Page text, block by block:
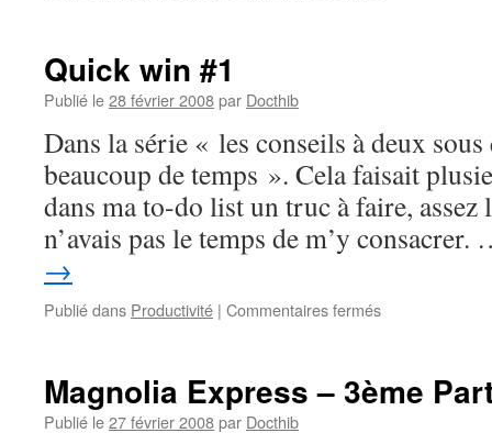
Quick win #1
Publié le28 février 2008par Docthib
Dans la série « les conseils à deux
beaucoup de temps ». Cela faisait
dans ma to-do list un truc à faire,
n’avais pas le temps de m’y
→
Publié dans Productivité | Commentaires ferméssur
Magnolia Express – 3ème
Publié le27 février 2008par Docthib